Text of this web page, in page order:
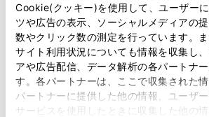
Cookie(クッキー)を使用して、ユーザー
ツや広告の表示、ソーシャルメディアの
数やクリック数の測定を行っています。
サイト利用状況についても情報を収集し
アや広告配信、データ解析の各パートナ
す。各パートナーは、ここで収集された
パートナーに提供した他の情報、ユーザ
サービスを使用したときに収集した他の
ガソリン1.5L CVT 4WD 5
2,589,400円（税込）